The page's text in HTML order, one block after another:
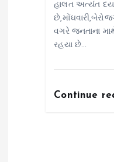
હાલત અત્યંત
વગરે જનતાના
રહયા છે…
Continue